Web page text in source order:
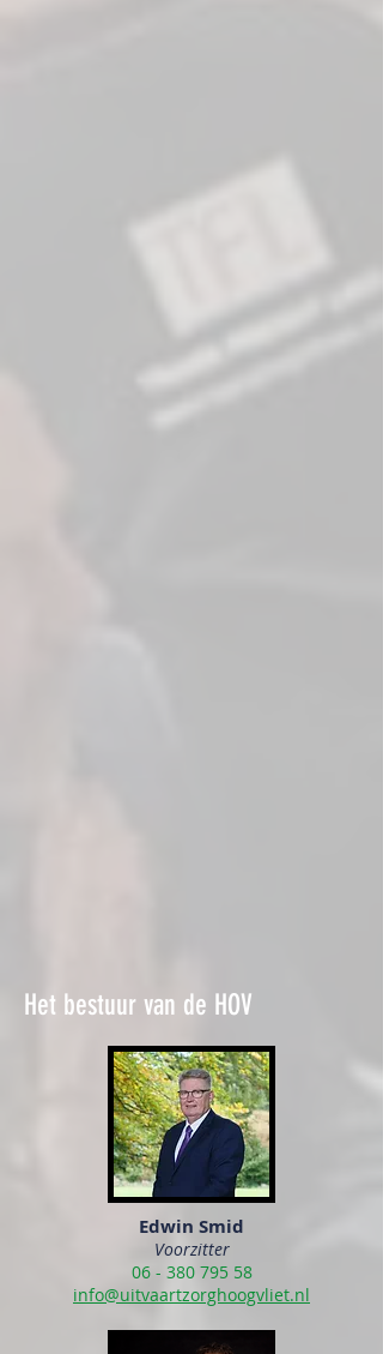
Het bestuur van de HOV
Edwin Smid
Voorzitter
06 - 380 795 58
info@uitvaartzorghoogvliet.nl